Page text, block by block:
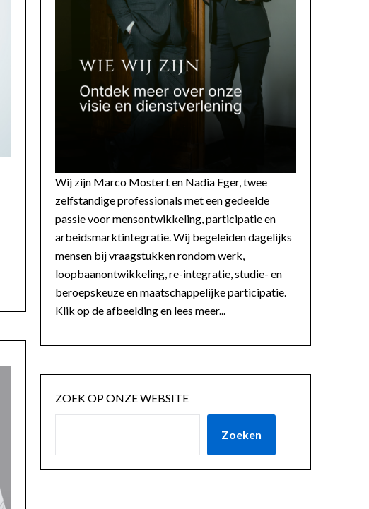
Wij zijn Marco Mostert en Nadia Eger, twee
zelfstandige professionals met een gedeelde
passie voor mensontwikkeling, participatie en
arbeidsmarktintegratie. Wij begeleiden dagelijks
mensen bij vraagstukken rondom werk,
loopbaanontwikkeling, re-integratie, studie- en
beroepskeuze en maatschappelijke participatie.
Klik op de afbeelding en lees meer...
ZOEK OP ONZE WEBSITE
Zoeken